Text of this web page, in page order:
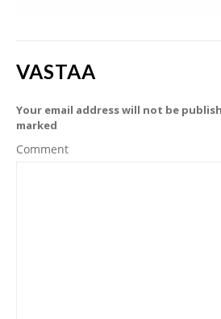
VASTAA
Your email address will not be
marked
Comment